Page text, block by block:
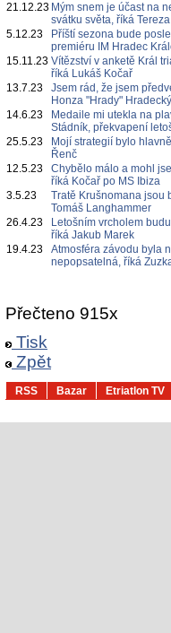
21.12.23 Mým snem je účast na
svátku světa, říká
5.12.23
Příští sezona bude
premiéru IM Hradec
15.11.23 Vítězství v anketě Král
říká Lukáš Kočař
13.7.23
Jsem rád, že jsem
Honza "Hrady"
14.6.23
Medaile mi utekla na
Stádník, překvapení
25.5.23
Mojí strategií bylo
Řenč
12.5.23
Chybělo málo a mohl
říká Kočař po MS Ibiza
3.5.23
Tratě Krušnomana jsou
Tomáš Langhammer
26.4.23
Letošním vrcholem
říká Jakub Marek
19.4.23
Atmosféra závodu byla
nepopsatelná, říká
Přečteno 915x
Tisk
Zpět
RSS Bazar Etriatlon TV